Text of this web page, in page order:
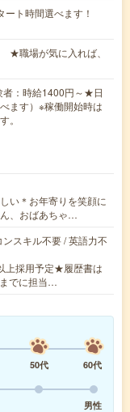
ト時間選べます！
職場が気に入れば、
：時給1400円～★日
ます）※稼働開始時は
。
い＊お年寄りを笑顔に
、おばあちゃ…
スキル不要 / 英語力不
上採用予定★履歴書は
でに担当…
50代
60代
男性